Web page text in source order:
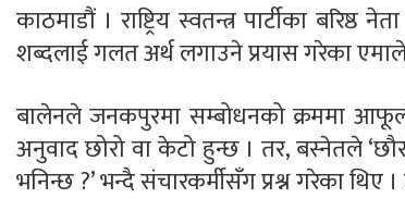
काठमाडौं । राष्ट्रिय स्वतन्त्र पार्टीका
शब्दलाई गलत अर्थ लगाउने प्रयास गरेका
बालेनले जनकपुरमा सम्बोधनको क्रममा
अनुवाद छोरो वा केटो हुन्छ । तर, बस्नेतले
भनिन्छ ?’ भन्दै संचारकर्मीसँग प्रश्न गरेका